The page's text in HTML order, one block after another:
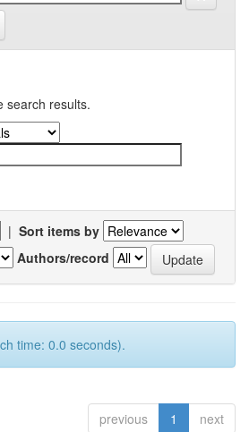
search results.
| Sort items by
Authors/record
time: 0.0 seconds).
previous 1 next